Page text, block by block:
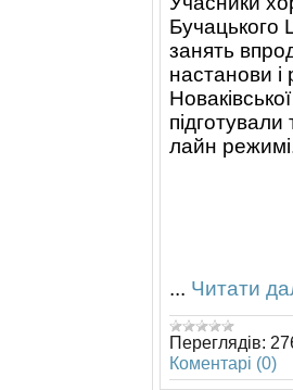
занять
настанови і
лайн
... Читати
Переглядів:
Коментарі (0)